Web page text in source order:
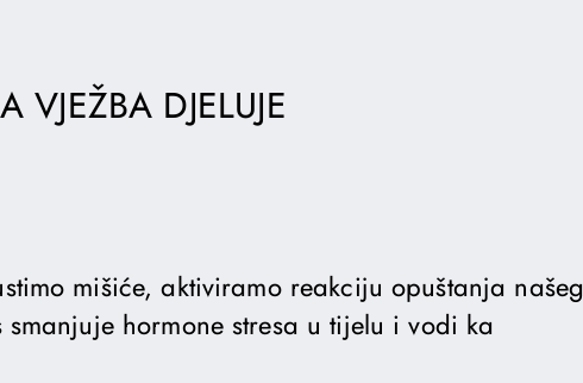
VJEŽBA DJELUJE
mišiće, aktiviramo reakciju opuštanja našeg
hormone stresa u tijelu i vodi ka